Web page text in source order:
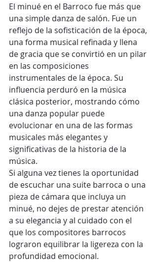
El minué en el Barroco fue más que
una simple danza de salón. Fue un
reflejo de la sofisticación de la época,
una forma musical refinada y llena
de gracia que se convirtió en un pilar
en las composiciones
instrumentales de la época. Su
influencia perduró en la música
clásica posterior, mostrando cómo
una danza popular puede
evolucionar en una de las formas
musicales más elegantes y
significativas de la historia de la
música.
Si alguna vez tienes la oportunidad
de escuchar una suite barroca o una
pieza de cámara que incluya un
minué, no dejes de prestar atención
a su elegancia y al cuidado con el
que los compositores barrocos
lograron equilibrar la ligereza con la
profundidad emocional.